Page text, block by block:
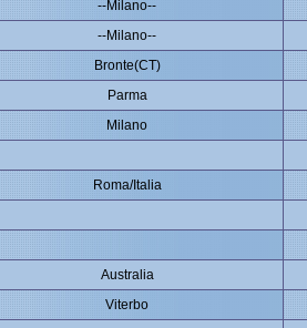
--Milano--
--Milano--
Bronte(CT)
Parma
Milano
Roma/Italia
Australia
Viterbo